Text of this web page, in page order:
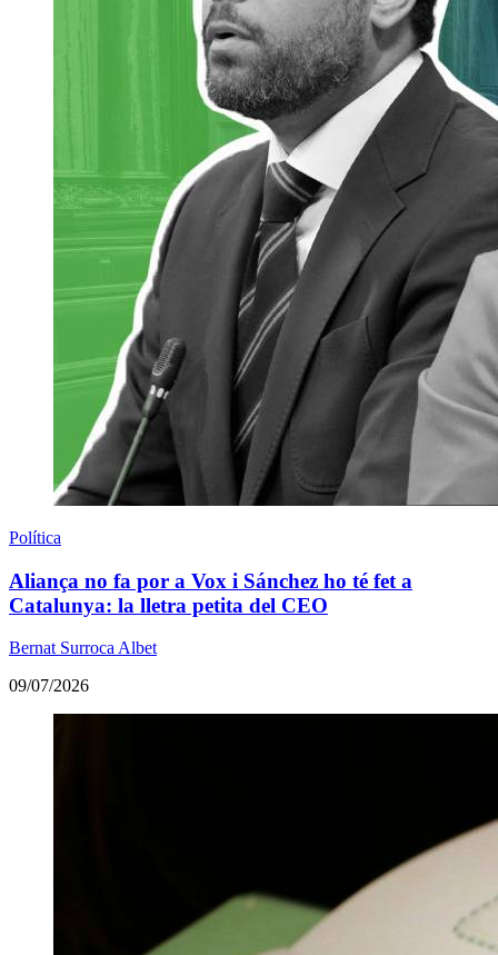
Política
Aliança no fa por a Vox i Sánchez ho té fet a
Catalunya: la lletra petita del CEO
Bernat Surroca Albet
09/07/2026